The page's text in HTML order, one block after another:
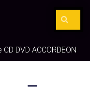
DVD ACCORDEON